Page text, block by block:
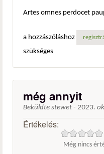
Artes omnes perdocet
a hozzászóláshoz
szükséges
még annyit
Beküldte stewet - 2023.
Értékelés:
Még nincs